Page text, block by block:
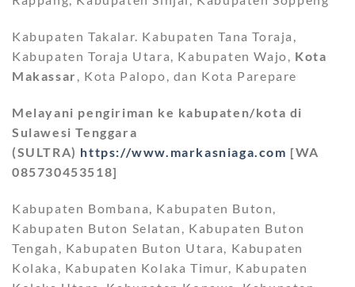
Kabupaten Takalar. Kabupaten Tana Toraja,
Kabupaten Toraja Utara, Kabupaten Wajo, Kota
Makassar , Kota Palopo, dan Kota Parepare
Melayani pengiriman ke kabupaten/kota di
Sulawesi Tenggara
(SULTRA) https://www.markasniaga.com [WA
085730453518]
Kabupaten Bombana, Kabupaten Buton,
Kabupaten Buton Selatan, Kabupaten Buton
Tengah, Kabupaten Buton Utara, Kabupaten
Kolaka, Kabupaten Kolaka Timur, Kabupaten